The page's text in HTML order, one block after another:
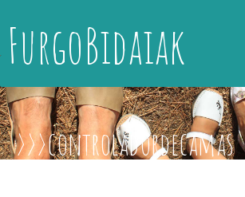
FurgoBidaiak
controladordecamas